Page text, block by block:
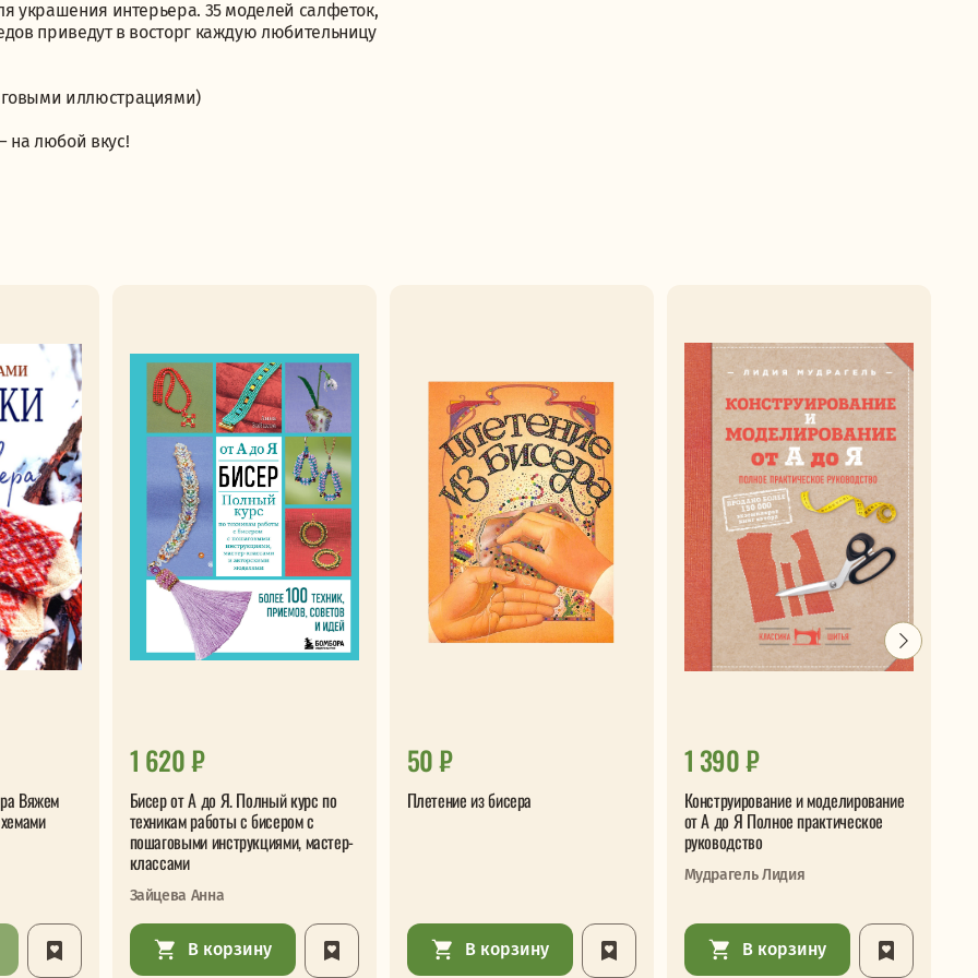
украшения интерьера. 35 моделей салфеток,
приведут в восторг каждую любительницу
иллюстрациями)
на любой вкус!
Вяжем
1 620 ₽
Бисер от А до Я. Полный курс по
техникам работы с бисером с
пошаговыми инструкциями, мастер-
классами
Зайцева Анна
В корзину
50 ₽
Плетение из бисера
В корзину
1 390 ₽
Конструирование и моделирование
от А до Я Полное практическое
руководство
Мудрагель Лидия
В корзину